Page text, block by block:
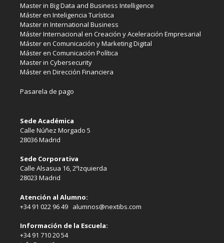
Master in Big Data and Business Intelligence
Máster en Inteligencia Turística
Master in International Business
Máster Internacional en Creación y Aceleración Empresarial
Máster en Comunicación y Marketing Digital
Máster en Comunicación Política
Master in Cybersecurity
Máster en Dirección Financiera
Pasarela de pago
Sede Académica
Calle Núñez Morgado 5
28036 Madrid
Sede Corporativa
Calle Alsasua 16, 2ºIzquierda
28023 Madrid
Atención al Alumno:
+34 91 022 96 49 alumnos@nextibs.com
Información de la Escuela:
+34 91 710 20 54